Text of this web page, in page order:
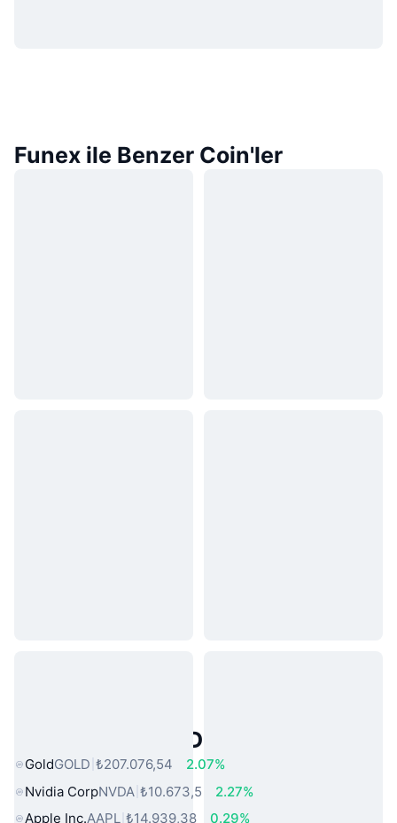
Funex ile Benzer Coin'ler
Popüler Gerçek Dünya Varlıkları
GoldGOLD ₺207.076,54
2.07%
Nvidia CorpNVDA ₺10.673,5
2.27%
Apple Inc.AAPL ₺14.939,38
0.29%